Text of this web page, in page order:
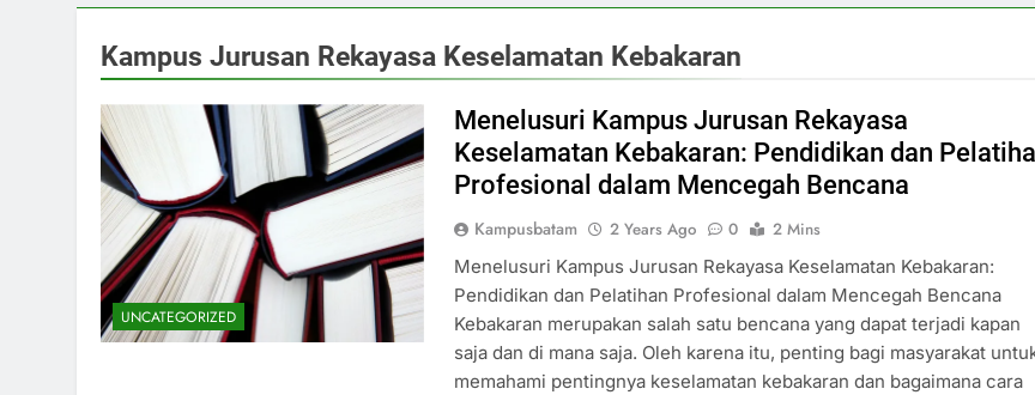
Kampus Jurusan Rekayasa Keselamatan Kebakaran
UNCATEGORIZED
Menelusuri Kampus Jurusan Rekayasa
Keselamatan Kebakaran: Pendidikan dan
Profesional dalam Mencegah Bencana
Kampusbatam 2 Years Ago 0
2 Mins
Menelusuri Kampus Jurusan Rekayasa Keselamatan Kebakaran:
Pendidikan dan Pelatihan Profesional dalam Mencegah Bencana
Kebakaran merupakan salah satu bencana yang dapat terjadi kapan
saja dan di mana saja. Oleh karena itu, penting bagi masyarakat
memahami pentingnya keselamatan kebakaran dan bagaimana cara